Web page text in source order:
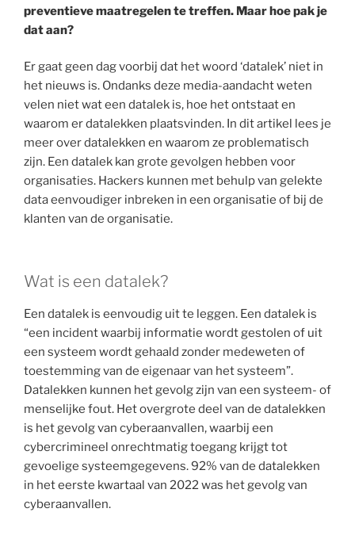
preventieve maatregelen te treffen. Maar hoe pak je
dat aan?
Er gaat geen dag voorbij dat het woord ‘datalek’ niet in
het nieuws is. Ondanks deze media-aandacht weten
velen niet wat een datalek is, hoe het ontstaat en
waarom er datalekken plaatsvinden. In dit artikel lees je
meer over datalekken en waarom ze problematisch
zijn. Een datalek kan grote gevolgen hebben voor
organisaties. Hackers kunnen met behulp van gelekte
data eenvoudiger inbreken in een organisatie of bij de
klanten van de organisatie.
Wat is een datalek?
Een datalek is eenvoudig uit te leggen. Een datalek is
“een incident waarbij informatie wordt gestolen of uit
een systeem wordt gehaald zonder medeweten of
toestemming van de eigenaar van het systeem”.
Datalekken kunnen het gevolg zijn van een systeem- of
menselijke fout. Het overgrote deel van de datalekken
is het gevolg van cyberaanvallen, waarbij een
cybercrimineel onrechtmatig toegang krijgt tot
gevoelige systeemgegevens. 92% van de datalekken
in het eerste kwartaal van 2022 was het gevolg van
cyberaanvallen.